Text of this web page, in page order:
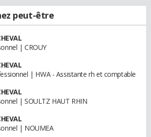
peut-être
| CROUY
| HWA - Assistante rh et comptable
| SOULTZ HAUT RHIN
| NOUMEA